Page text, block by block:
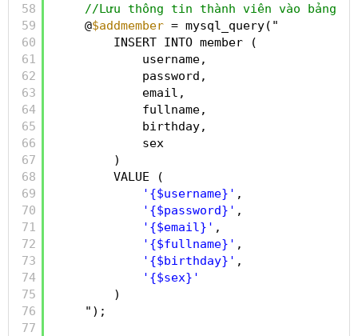
58
59
60
61
62
63
64
65
66
67
68
69
70
71
72
73
74
75
76
77
//Lưu thông tin thành viên vào bảng
@$addmember = mysql_query("
INSERT INTO member (
username,
password,
email,
fullname,
birthday,
sex
)
VALUE (
'{$username}' ,
'{$password}' ,
'{$email}' ,
'{$fullname}' ,
'{$birthday}' ,
'{$sex}'
)
");